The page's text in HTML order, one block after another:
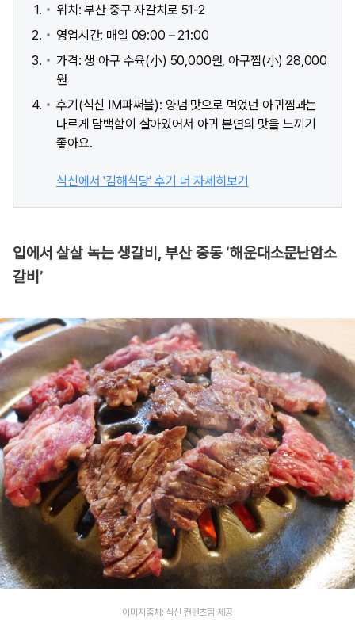
위치: 부산 중구 자갈치로 51-2
영업시간: 매일 09:00 – 21:00
가격: 생 아구 수육(小) 50,000원, 아구찜(小) 28,000
원
후기(식신 IM파써블): 양념 맛으로 먹었던 아귀찜과는
다르게 담백함이 살아있어서 아귀 본연의 맛을 느끼기
좋아요.
식신에서 '김해식당' 후기 더 자세히보기
입에서 살살 녹는 생갈비, 부산 중동 ‘해운대소문난암소
갈비’
이미지출처: 식신 컨텐츠팀 제공